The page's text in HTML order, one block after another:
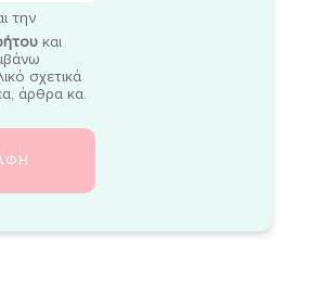
την
και
σχετικά
άρθρα κα.